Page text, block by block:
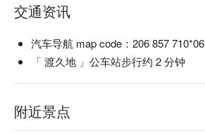
交通资讯
汽车导航 map code：206 857 710*06
「 渡久地 」公车站步行约 2 分钟
附近景点